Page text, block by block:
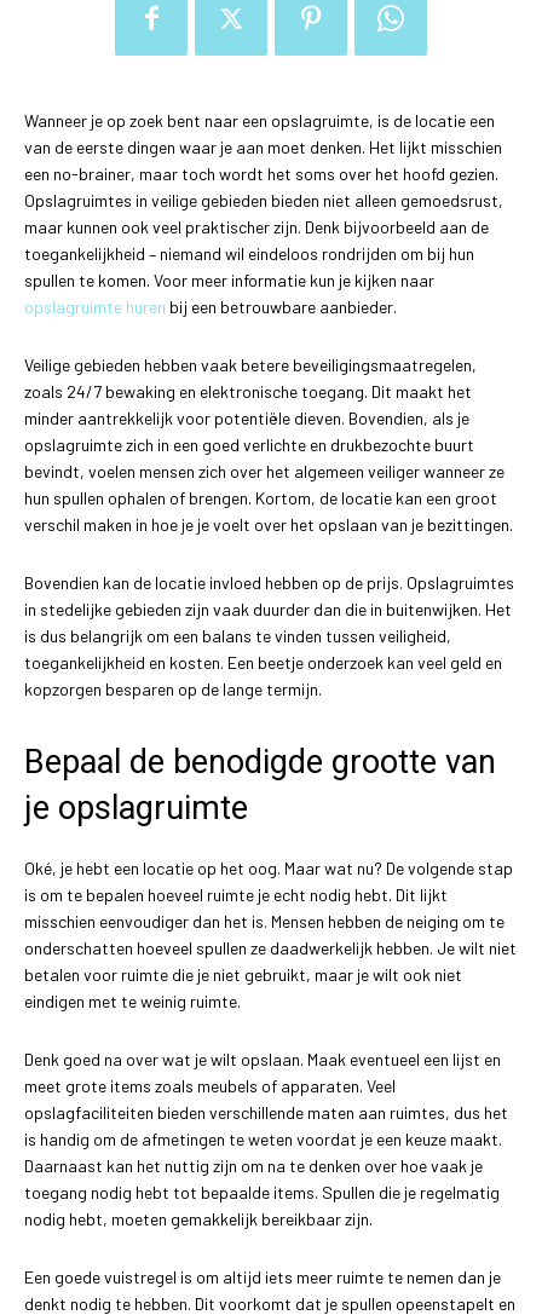
Wanneer je op zoek bent naar een opslagruimte, is de locatie een
van de eerste dingen waar je aan moet denken. Het lijkt misschien
een no-brainer, maar toch wordt het soms over het hoofd gezien.
Opslagruimtes in veilige gebieden bieden niet alleen gemoedsrust,
maar kunnen ook veel praktischer zijn. Denk bijvoorbeeld aan de
toegankelijkheid – niemand wil eindeloos rondrijden om bij hun
spullen te komen. Voor meer informatie kun je kijken naar
opslagruimte huren bij een betrouwbare aanbieder.
Veilige gebieden hebben vaak betere beveiligingsmaatregelen,
zoals 24/7 bewaking en elektronische toegang. Dit maakt het
minder aantrekkelijk voor potentiële dieven. Bovendien, als je
opslagruimte zich in een goed verlichte en drukbezochte buurt
bevindt, voelen mensen zich over het algemeen veiliger wanneer ze
hun spullen ophalen of brengen. Kortom, de locatie kan een groot
verschil maken in hoe je je voelt over het opslaan van je bezittingen.
Bovendien kan de locatie invloed hebben op de prijs. Opslagruimtes
in stedelijke gebieden zijn vaak duurder dan die in buitenwijken. Het
is dus belangrijk om een balans te vinden tussen veiligheid,
toegankelijkheid en kosten. Een beetje onderzoek kan veel geld en
kopzorgen besparen op de lange termijn.
Bepaal de benodigde grootte van
je opslagruimte
Oké, je hebt een locatie op het oog. Maar wat nu? De volgende stap
is om te bepalen hoeveel ruimte je echt nodig hebt. Dit lijkt
misschien eenvoudiger dan het is. Mensen hebben de neiging om te
onderschatten hoeveel spullen ze daadwerkelijk hebben. Je wilt niet
betalen voor ruimte die je niet gebruikt, maar je wilt ook niet
eindigen met te weinig ruimte.
Denk goed na over wat je wilt opslaan. Maak eventueel een lijst en
meet grote items zoals meubels of apparaten. Veel
opslagfaciliteiten bieden verschillende maten aan ruimtes, dus het
is handig om de afmetingen te weten voordat je een keuze maakt.
Daarnaast kan het nuttig zijn om na te denken over hoe vaak je
toegang nodig hebt tot bepaalde items. Spullen die je regelmatig
nodig hebt, moeten gemakkelijk bereikbaar zijn.
Een goede vuistregel is om altijd iets meer ruimte te nemen dan je
denkt nodig te hebben. Dit voorkomt dat je spullen opeenstapelt en